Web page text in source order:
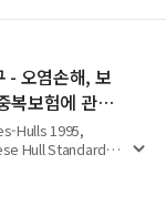
- 오염손해, 보
복보험에 관한
Hulls 1995,
Hull Standard